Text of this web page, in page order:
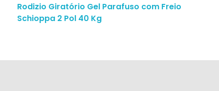
Rodizio Giratório Gel Parafuso com Freio
Schioppa 2 Pol 40 Kg